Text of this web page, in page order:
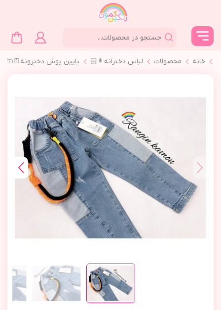
خانه محصولات لباس دخترانه👩🏻 پايين پوش دخترونه👖🩳